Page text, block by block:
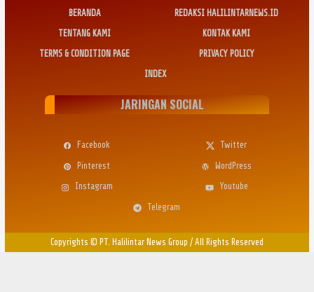
BERANDA
REDAKSI HALILINTARNEWS.ID
TENTANG KAMI
KONTAK KAMI
TERMS & CONDITION PAGE
PRIVACY POLICY
INDEX
JARINGAN SOCIAL
Facebook
Twitter
Pinterest
WordPress
Instagram
Youtube
Telegram
Copyrights © PT. Halilintar News Group / All Rights Reserved